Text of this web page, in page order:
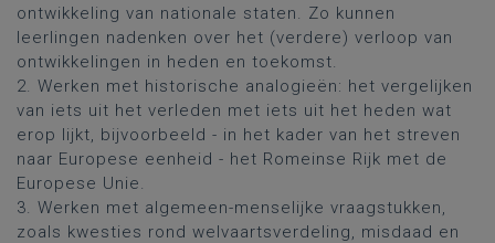
ontwikkeling van nationale staten. Zo kunnen
leerlingen nadenken over het (verdere) verloop van
ontwikkelingen in heden en toekomst.
2. Werken met historische analogieën: het vergelijken
van iets uit het verleden met iets uit het heden wat
erop lijkt, bijvoorbeeld - in het kader van het streven
naar Europese eenheid - het Romeinse Rijk met de
Europese Unie.
3. Werken met algemeen-menselijke vraagstukken,
zoals kwesties rond welvaartsverdeling, misdaad en